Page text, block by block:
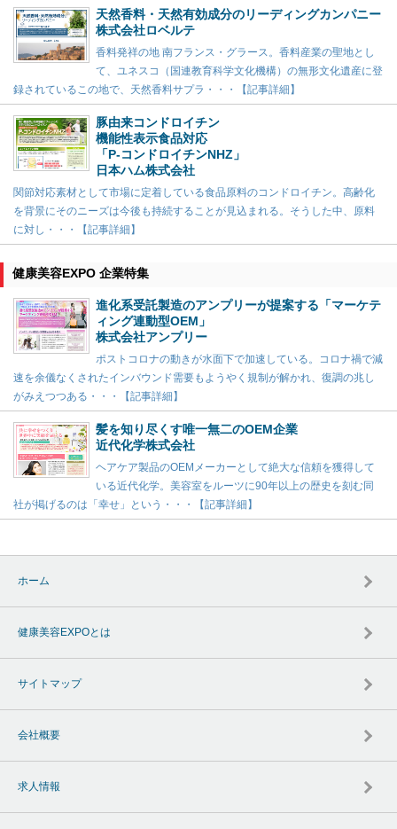
天然香料・天然有効成分のリーディングカンパニー
株式会社ロベルテ
香料発祥の地 南フランス・グラース。香料産業の聖地とし
て、ユネスコ（国連教育科学文化機構）の無形文化遺産に登
録されているこの地で、天然香料サプラ・・・【記事詳細】
豚由来コンドロイチン
機能性表示食品対応
「P-コンドロイチンNHZ」
日本ハム株式会社
関節対応素材として市場に定着している食品原料のコンドロイチン。高齢化
を背景にそのニーズは今後も持続することが見込まれる。そうした中、原料
に対し・・・【記事詳細】
健康美容EXPO 企業特集
進化系受託製造のアンプリーが提案する「マーケテ
ィング連動型OEM」
株式会社アンプリー
ポストコロナの動きが水面下で加速している。コロナ禍で減
速を余儀なくされたインバウンド需要もようやく規制が解かれ、復調の兆し
がみえつつある・・・【記事詳細】
髪を知り尽くす唯一無二のOEM企業
近代化学株式会社
ヘアケア製品のOEMメーカーとして絶大な信頼を獲得して
いる近代化学。美容室をルーツに90年以上の歴史を刻む同
社が掲げるのは「幸せ」という・・・【記事詳細】
ホーム
健康美容EXPOとは
サイトマップ
会社概要
求人情報